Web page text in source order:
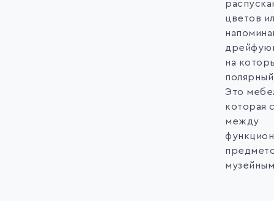
цветов
на
Это
которая
между